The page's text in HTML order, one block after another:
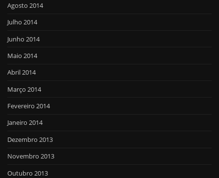
Agosto 2014
Julho 2014
Junho 2014
Maio 2014
Abril 2014
Março 2014
Fevereiro 2014
Janeiro 2014
Dezembro 2013
Novembro 2013
Outubro 2013